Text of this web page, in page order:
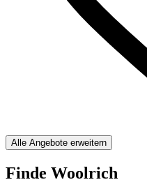
Alle Angebote erweitern
Finde Woolrich